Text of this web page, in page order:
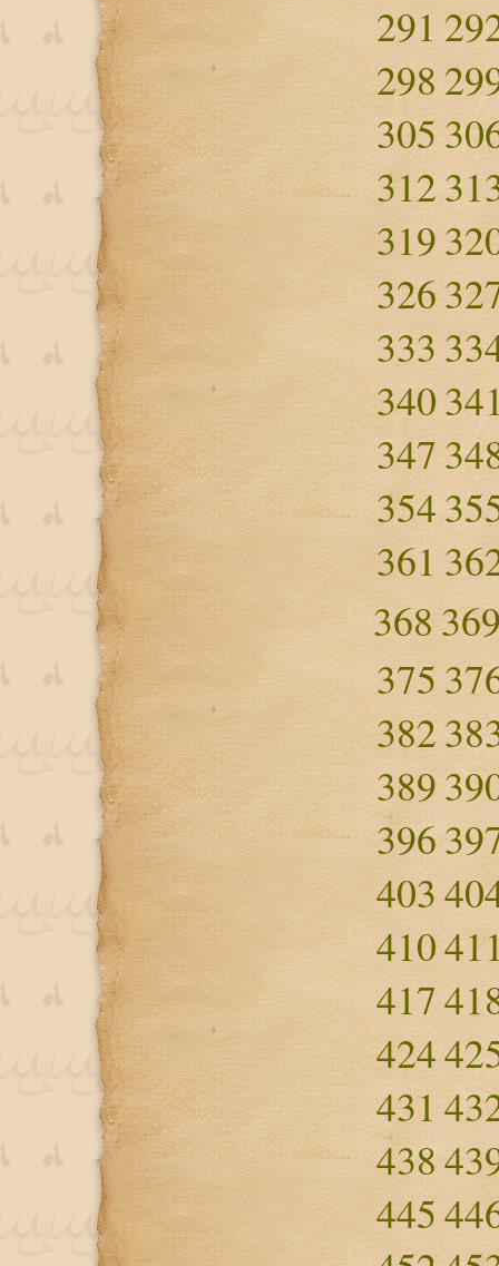
291
298
305
312
319
326
333
340
347
354
361
368
375
382
389
396
403
410
417
424
431
438
445